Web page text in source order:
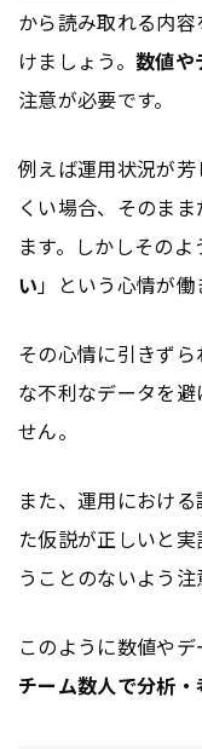
から読み取れる内
けましょう。 数値や
注意が必要です。
例えば運用状況が
くい場合、そのま
ます。しかしその
い」という心情が働
その心情に引きず
な不利なデータを
せん。
また、運用におけ
た仮説が正しいと
うことのないよう注
このように数値や
チーム数人で分析・